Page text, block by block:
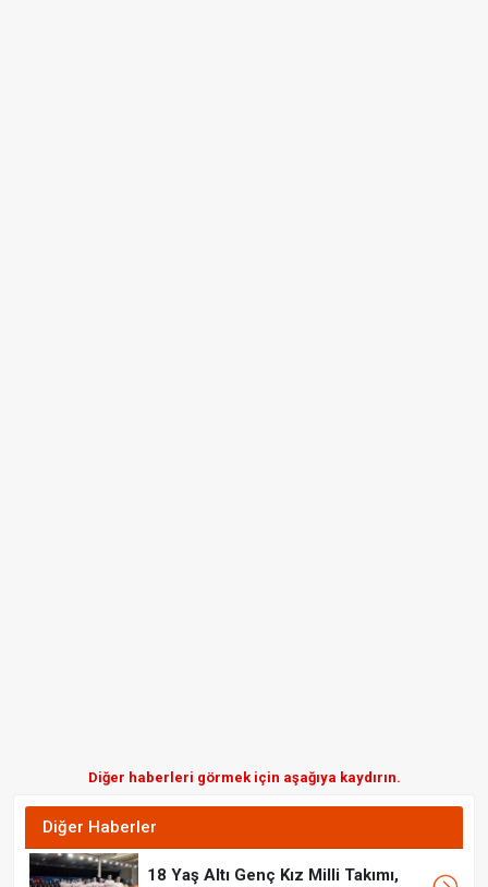
Diğer haberleri görmek için aşağıya kaydırın.
Diğer Haberler
18 Yaş Altı Genç Kız Milli Takımı,